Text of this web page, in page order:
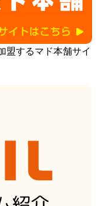
盟するマド本舗サイ